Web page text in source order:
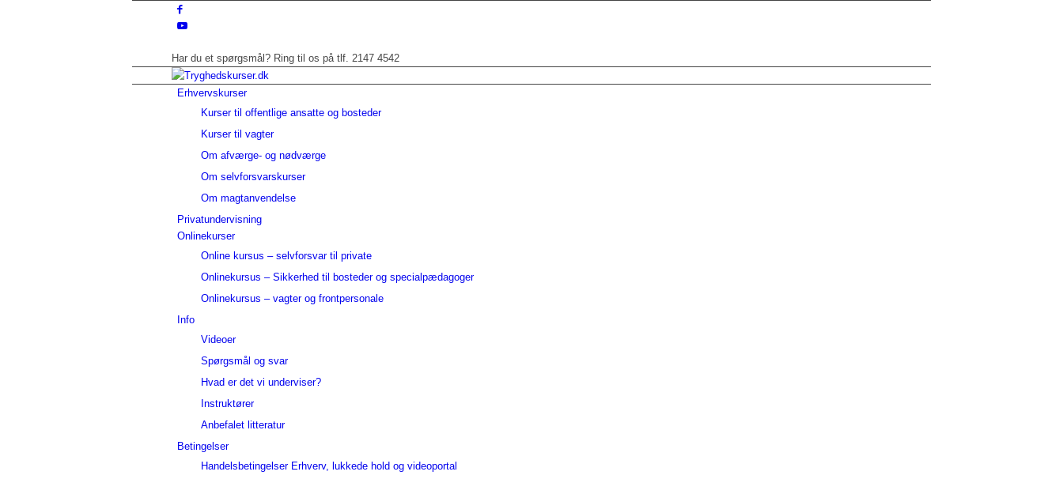
Har du et spørgsmål? Ring til os på tlf. 2147 4542
Erhvervskurser
Kurser til offentlige ansatte og bosteder
Kurser til vagter
Om afværge- og nødværge
Om selvforsvarskurser
Om magtanvendelse
Privatundervisning
Onlinekurser
Online kursus – selvforsvar til private
Onlinekursus – Sikkerhed til bosteder og specialpædagoger
Onlinekursus – vagter og frontpersonale
Info
Videoer
Spørgsmål og svar
Hvad er det vi underviser?
Instruktører
Anbefalet litteratur
Betingelser
Handelsbetingelser Erhverv, lukkede hold og videoportal